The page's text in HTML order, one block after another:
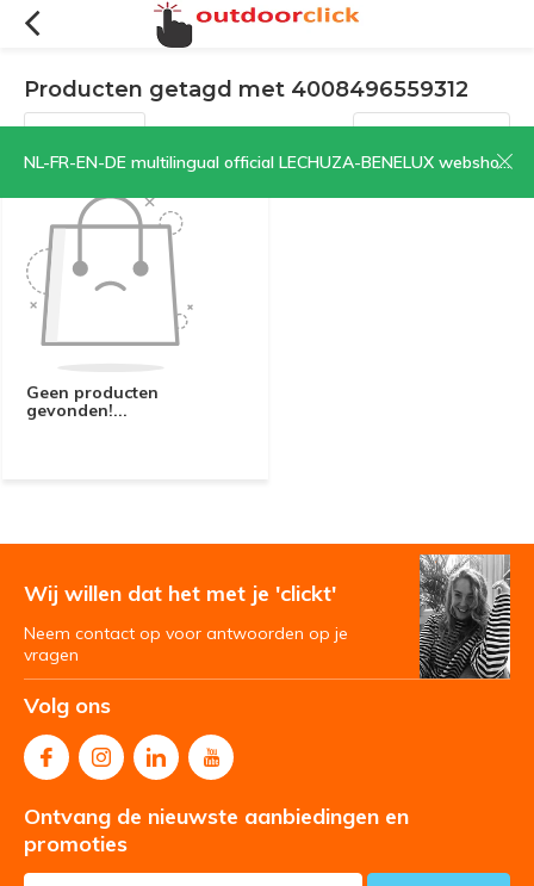
NL-FR-EN-DE multilingual official LECHUZA-BENELUX webshop | CLICK HERE NOW!
Producten getagd met 4008496559312
Filters Sorteren op:
Geen producten
gevonden!...
Wij willen dat het met je 'clickt'
Neem contact op voor antwoorden op je
vragen
Volg ons
Ontvang de nieuwste aanbiedingen en
promoties